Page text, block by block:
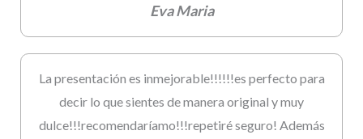
Eva Maria
La presentación es inmejorable!!!!!!es perfecto para
decir lo que sientes de manera original y muy
dulce!!!recomendaríamo!!!repetiré seguro! Además